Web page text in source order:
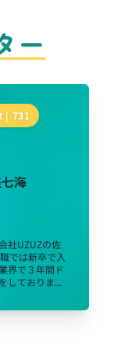
ー
| 731
海
社UZUZの佐
では新卒で入
界で３年間ド
しておりま...